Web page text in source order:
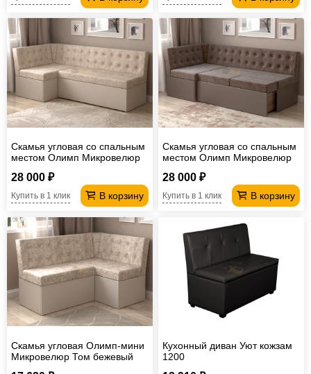
Скамья угловая со спальным
местом Олимп Микровелюр
28 000 ₽
В корзину
Купить в 1 клик
Скамья угловая со спальным
местом Олимп Микровелюр
28 000 ₽
В корзину
Купить в 1 клик
Скамья угловая Олимп-мини
Микровелюр Том бежевый
Кухонный диван Уют кожзам
1200